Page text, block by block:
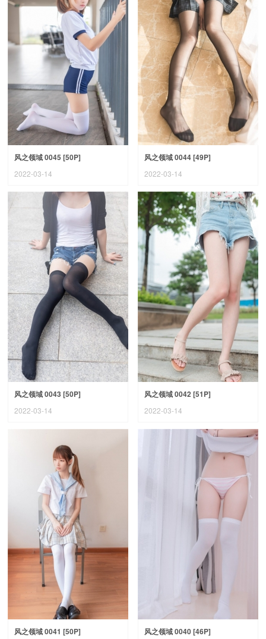
风之领域 0045 [50P]
2022-03-14
风之领域 0044 [49P]
2022-03-14
风之领域 0043 [50P]
2022-03-14
风之领域 0042 [51P]
2022-03-14
风之领域 0041 [50P] 风之领域 0040 [46P]